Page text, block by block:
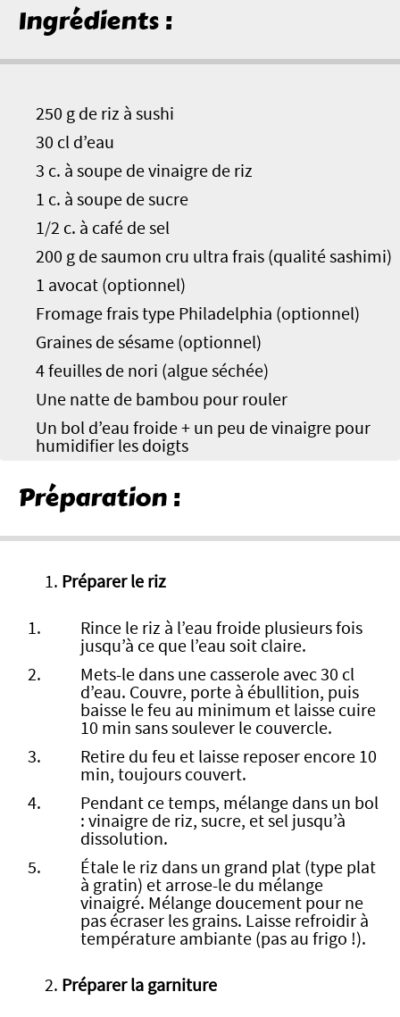
Ingrédients :
250 g de riz à sushi
30 cl d’eau
3 c. à soupe de vinaigre de riz
1 c. à soupe de sucre
1/2 c. à café de sel
200 g de saumon cru ultra frais (qualité sashimi)
1 avocat (optionnel)
Fromage frais type Philadelphia (optionnel)
Graines de sésame (optionnel)
4 feuilles de nori (algue séchée)
Une natte de bambou pour rouler
Un bol d’eau froide + un peu de vinaigre pour
humidifier les doigts
Préparation :
1. Préparer le riz
Rince le riz à l’eau froide plusieurs fois
jusqu’à ce que l’eau soit claire.
Mets-le dans une casserole avec 30 cl
d’eau. Couvre, porte à ébullition, puis
baisse le feu au minimum et laisse cuire
10 min sans soulever le couvercle.
Retire du feu et laisse reposer encore 10
min, toujours couvert.
Pendant ce temps, mélange dans un bol
: vinaigre de riz, sucre, et sel jusqu’à
dissolution.
Étale le riz dans un grand plat (type plat
à gratin) et arrose-le du mélange
vinaigré. Mélange doucement pour ne
pas écraser les grains. Laisse refroidir à
température ambiante (pas au frigo !).
2. Préparer la garniture